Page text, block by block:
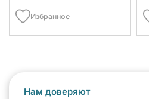
Избранное
Нам доверяют